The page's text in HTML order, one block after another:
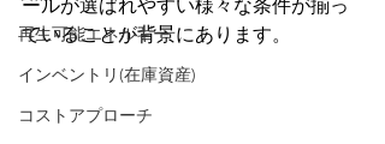
再生可能エネルギー
インベントリ(在庫資産)
コストアプローチ
ールが選ばれやすい様々な条件が揃っ
ていることが背景にあります。